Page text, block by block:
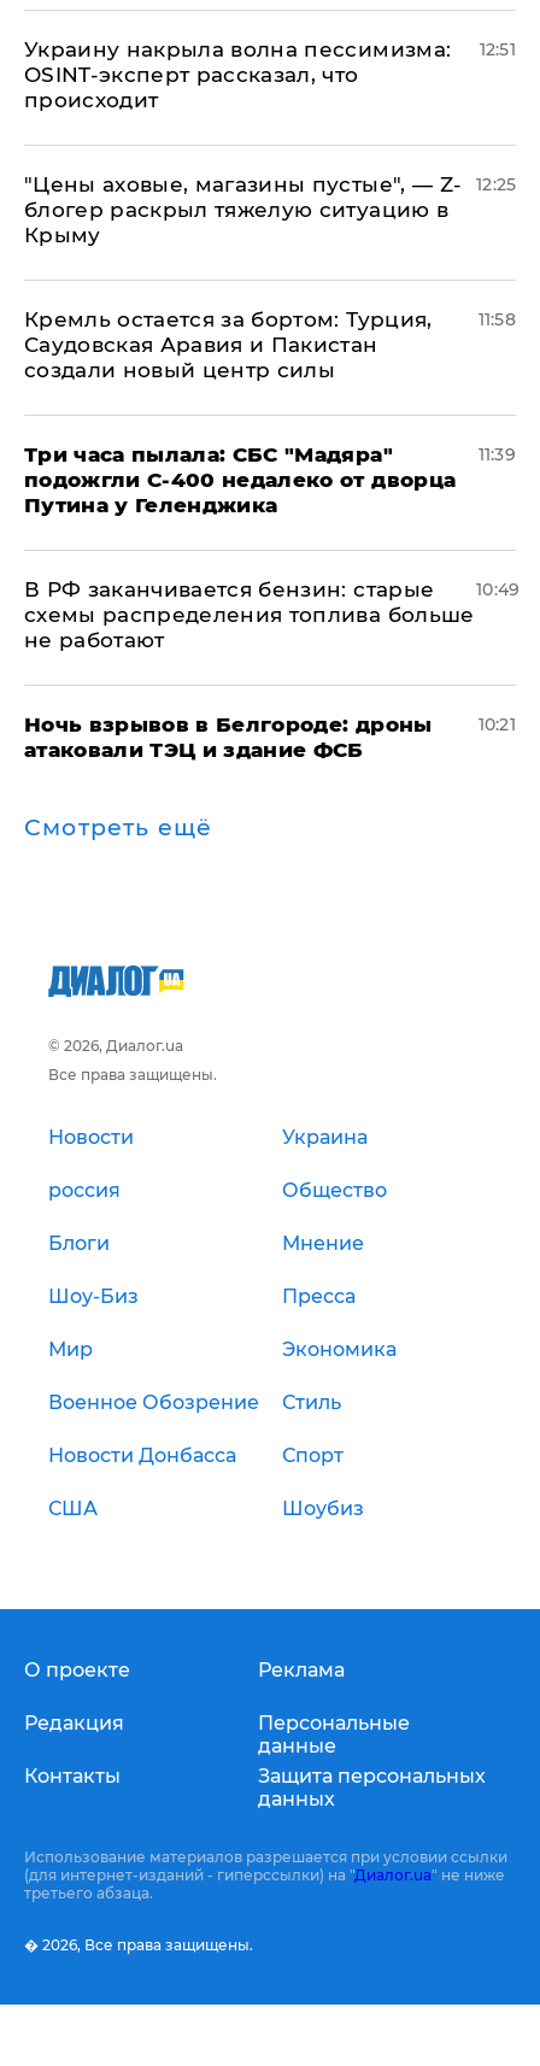
​Украину накрыла волна пессимизма:
OSINT-эксперт рассказал, что
происходит
12:51
​"Цены аховые, магазины пустые", — Z-
блогер раскрыл тяжелую ситуацию в
Крыму
12:25
​Кремль остается за бортом: Турция,
Саудовская Аравия и Пакистан
создали новый центр силы
11:58
Три часа пылала: СБС "Мадяра"
подожгли С-400 недалеко от дворца
Путина у Геленджика
11:39
​В РФ заканчивается бензин: старые
схемы распределения топлива больше
не работают
10:49
​Ночь взрывов в Белгороде: дроны
атаковали ТЭЦ и здание ФСБ
10:21
Смотреть ещё
© 2026, Диалог.ua
Все права защищены.
Новости Украина
россия Общество
Блоги Мнение
Шоу-Биз Пресса
Мир Экономика
Военное Обозрение Стиль
Новости Донбасса Спорт
США Шоубиз
О проекте
Редакция
Контакты
Реклама
Персональные
данные
Защита персональных
данных
Использование материалов разрешается при условии ссылки
(для интернет-изданий - гиперссылки) на "Диалог.ua" не ниже
третьего абзаца.
� 2026, Все права защищены.